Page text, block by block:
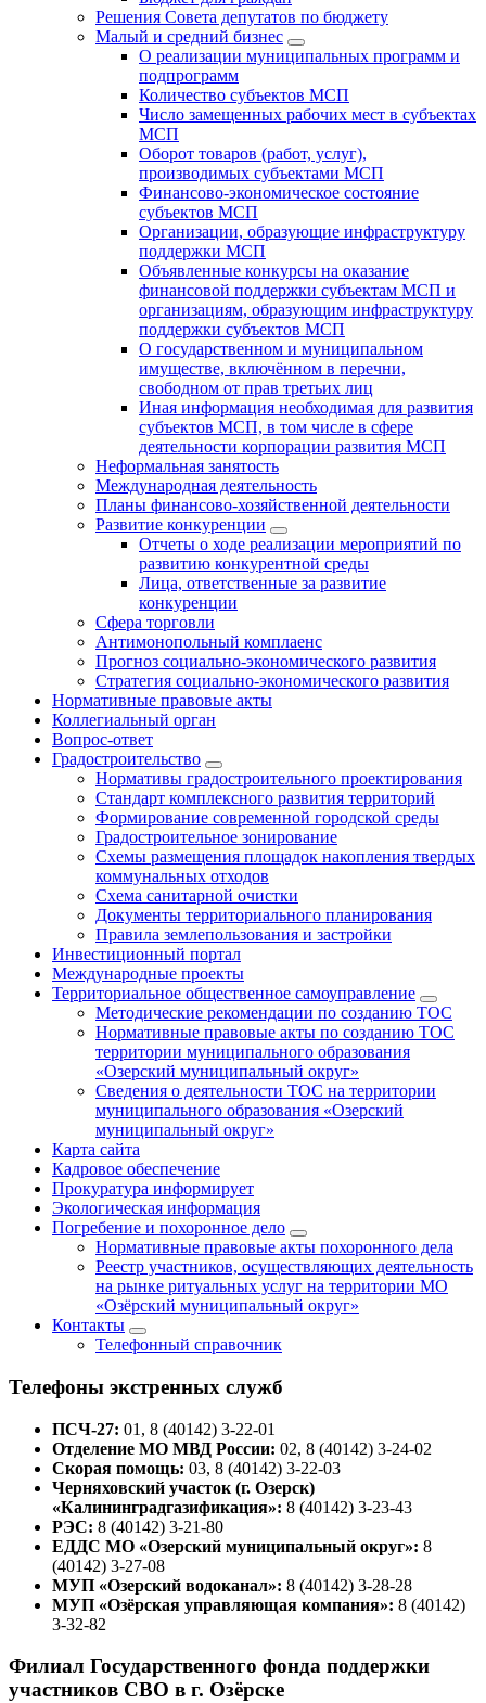
Решения Совета депутатов по бюджету
Малый и средний бизнес
О реализации муниципальных программ и
подпрограмм
Количество субъектов МСП
Число замещенных рабочих мест в субъектах
МСП
Оборот товаров (работ, услуг),
производимых субъектами МСП
Финансово-экономическое состояние
субъектов МСП
Организации, образующие инфраструктуру
поддержки МСП
Объявленные конкурсы на оказание
финансовой поддержки субъектам МСП и
организациям, образующим инфраструктуру
поддержки субъектов МСП
О государственном и муниципальном
имуществе, включённом в перечни,
свободном от прав третьих лиц
Иная информация необходимая для развития
субъектов МСП, в том числе в сфере
деятельности корпорации развития МСП
Неформальная занятость
Международная деятельность
Планы финансово-хозяйственной деятельности
Развитие конкуренции
Отчеты о ходе реализации мероприятий по
развитию конкурентной среды
Лица, ответственные за развитие
конкуренции
Сфера торговли
Антимонопольный комплаенс
Прогноз социально-экономического развития
Стратегия социально-экономического развития
Нормативные правовые акты
Коллегиальный орган
Вопрос-ответ
Градостроительство
Нормативы градостроительного проектирования
Стандарт комплексного развития территорий
Формирование современной городской среды
Градостроительное зонирование
Схемы размещения площадок накопления твердых
коммунальных отходов
Схема санитарной очистки
Документы территориального планирования
Правила землепользования и застройки
Инвестиционный портал
Международные проекты
Территориальное общественное самоуправление
Методические рекомендации по созданию ТОС
Нормативные правовые акты по созданию ТОС
территории муниципального образования
«Озерский муниципальный округ»
Сведения о деятельности ТОС на территории
муниципального образования «Озерский
муниципальный округ»
Карта сайта
Кадровое обеспечение
Прокуратура информирует
Экологическая информация
Погребение и похоронное дело
Нормативные правовые акты похоронного дела
Реестр участников, осуществляющих деятельность
на рынке ритуальных услуг на территории МО
«Озёрский муниципальный округ»
Контакты
Телефонный справочник
Телефоны экстренных служб
ПСЧ-27: 01, 8 (40142) 3-22-01
Отделение МО МВД России: 02, 8 (40142) 3-24-02
Скорая помощь: 03, 8 (40142) 3-22-03
Черняховский участок (г. Озерск)
«Калининградгазификация»: 8 (40142) 3-23-43
РЭС: 8 (40142) 3-21-80
ЕДДС МО «Озерский муниципальный округ»: 8
(40142) 3-27-08
МУП «Озерский водоканал»: 8 (40142) 3-28-28
МУП «Озёрская управляющая компания»: 8 (40142)
3-32-82
Филиал Государственного фонда поддержки
участников СВО в г. Озёрске